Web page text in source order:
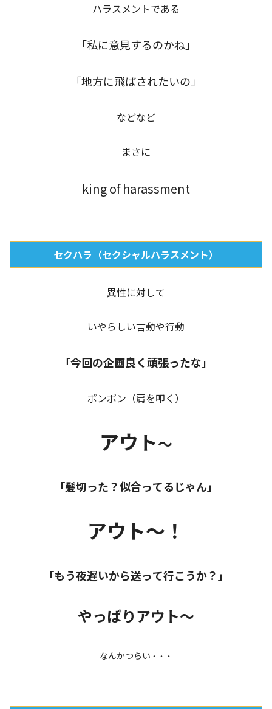
ハラスメントである
「私に意見するのかね」
「地方に飛ばされたいの」
などなど
まさに
king of harassment
セクハラ（セクシャルハラスメント）
異性に対して
いやらしい言動や行動
「今回の企画良く頑張ったな」
ポンポン（肩を叩く）
アウト～
「髪切った？似合ってるじゃん」
アウト～！
「もう夜遅いから送って行こうか？」
やっぱりアウト～
なんかつらい ・・・